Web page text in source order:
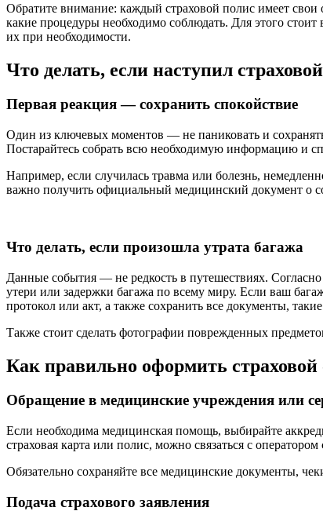
Обратите внимание: каждый страховой полис имеет свои
какие процедуры необходимо соблюдать. Для этого
их при необходимости.
Что делать, если наступил
Первая реакция — сохранить спокойствие
Один из ключевых моментов — не паниковать и
Постарайтесь собрать всю необходимую информацию и
Например, если случилась травма или болезнь,
важно получить официальный медицинский документ о
Что делать, если произошла утрата багажа
Данные события — не редкость в путешествиях.
утери или задержки багажа по всему миру. Если ваш
протокол или акт, а также сохранить все документы,
Также стоит сделать фотографии поврежденных
Как правильно оформить страховой
Обращение в медицинские учреждения или
Если необходима медицинская помощь, выбирайте
страховая карта или полис, можно связаться с
Обязательно сохраняйте все медицинские документы,
Подача страхового заявления